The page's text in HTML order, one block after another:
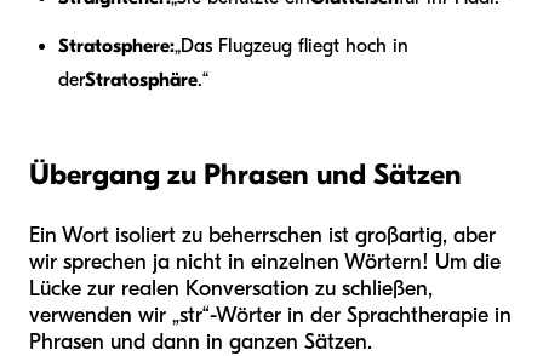
Stratosphere:„Das Flugzeug fliegt hoch in
derStratosphäre.“
Übergang zu Phrasen und Sätzen
Ein Wort isoliert zu beherrschen ist großartig, aber
wir sprechen ja nicht in einzelnen Wörtern! Um die
Lücke zur realen Konversation zu schließen,
verwenden wir „str“-Wörter in der Sprachtherapie in
Phrasen und dann in ganzen Sätzen.